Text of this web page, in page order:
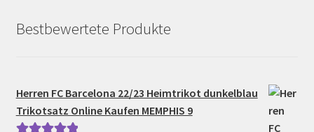
Bestbewertete Produkte
Herren FC Barcelona 22/23 Heimtrikot dunkelblau
Trikotsatz Online Kaufen MEMPHIS 9